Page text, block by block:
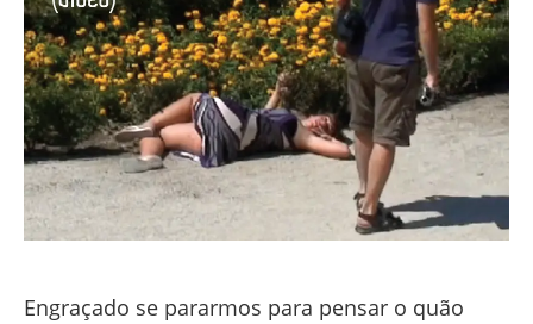
Engraçado se pararmos para pensar o quão